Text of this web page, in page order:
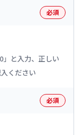
必須
と入力、正しい
ください
必須